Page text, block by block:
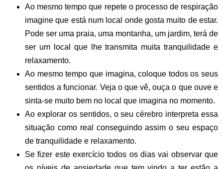
Ao mesmo tempo que repete o processo de respiração
imagine que está num local onde gosta muito de estar.
Pode ser uma praia, uma montanha, um jardim, terá de
ser um local que lhe transmita muita tranquilidade e
relaxamento.
Ao mesmo tempo que imagina, coloque todos os seus
sentidos a funcionar. Veja o que vê, ouça o que ouve e
sinta-se muito bem no local que imagina no momento.
Ao explorar os sentidos, o seu cérebro interpreta essa
situação como real conseguindo assim o seu espaço
de tranquilidade e relaxamento.
Se fizer este exercício todos os dias vai observar que